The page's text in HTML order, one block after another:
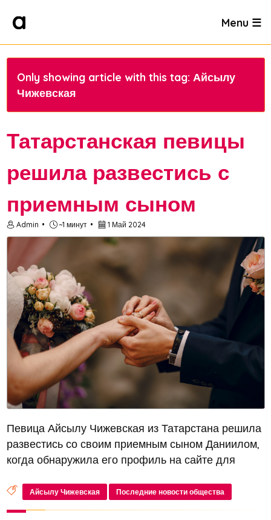
Menu ☰
Only showing article with this tag: Айсылу
Чижевская
Татарстанская певицы
решила развестись с
приемным сыном
Admin ~1 минут 1 Май 2024
Певица Айсылу Чижевская из Татарстана решила
развестись со своим приемным сыном Даниилом,
когда обнаружила его профиль на сайте для
на глазах и губах
Айсылу Чижевская Последние новости общества